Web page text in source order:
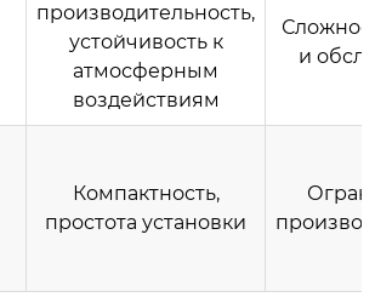
производительность,
устойчивость к
атмосферным
воздействиям
и
Компактность,
простота установки